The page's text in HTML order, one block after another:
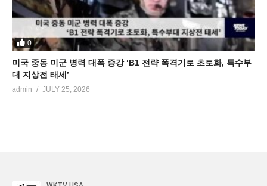
0
미국 중동 미군 병력 대폭 증강 ‘B1 전략 폭격기로 초토화, 특수부
대 지상전 태세’
admin JULY 25, 2026